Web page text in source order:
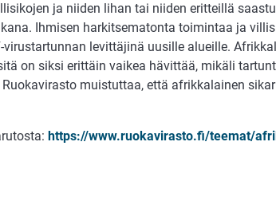
ja niiden lihan tai niiden eritteillä
Ihmisen harkitsematonta toimintaa ja
levittäjinä uusille alueille.
on siksi erittäin vaikea hävittää, mikäli
muistuttaa, että afrikkalainen
https://www.ruokavirasto.fi/teemat/